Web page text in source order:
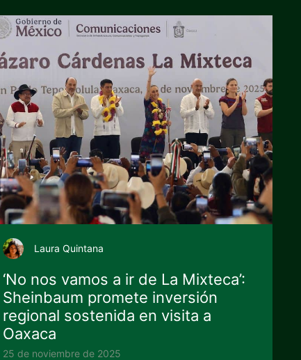
Laura Quintana
‘No nos vamos a ir de La Mixteca’:
Sheinbaum promete inversión
regional sostenida en visita a
Oaxaca
25 de noviembre de 2025